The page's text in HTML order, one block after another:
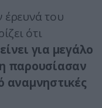
έρευνά του
ότι
για μεγάλο
παρουσίασαν
αναμνηστικές